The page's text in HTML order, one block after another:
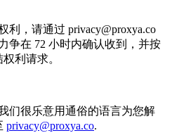
利，请通过 privacy@proxya.co
争在 72 小时内确认收到，并按
利请求。
们很乐意用通俗的语言为您解
privacy@proxya.co.